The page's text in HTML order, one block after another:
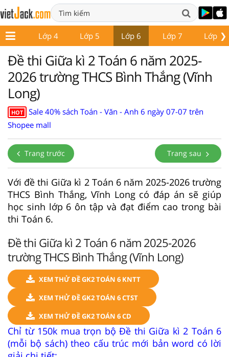
❯
3 Lớp 4 Lớp 5 Lớp 6 Lớp 7 Lớp 8
Đề thi Giữa kì 2 Toán 6 năm 2025-
2026 trường THCS Bình Thắng (Vĩnh
Long)
HOT
Sale 40% sách Toán - Văn - Anh 6 ngày 07-07 trên
Shopee mall
Trang trước Trang sau
Với đề thi Giữa kì 2 Toán 6 năm 2025-2026 trường
THCS Bình Thắng, Vĩnh Long có đáp án sẽ giúp
học sinh lớp 6 ôn tập và đạt điểm cao trong bài
thi Toán 6.
Đề thi Giữa kì 2 Toán 6 năm 2025-2026
trường THCS Bình Thắng (Vĩnh Long)
XEM THỬ ĐỀ GK2 TOÁN 6 KNTT
XEM THỬ ĐỀ GK2 TOÁN 6 CTST
XEM THỬ ĐỀ GK2 TOÁN 6 CD
Chỉ từ 150k mua trọn bộ Đề thi Giữa kì 2 Toán 6
(mỗi bộ sách) theo cấu trúc mới bản word có lời